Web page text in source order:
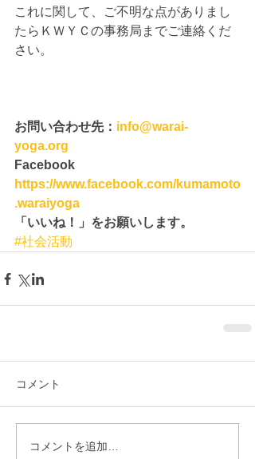
これに関して、ご不明な点がありまし
たらＫＷＹＣの事務局までご連絡くだ
さい。
お問い合わせ先： info@warai-
yoga.org
Facebook
https://www.facebook.com/kumamoto
.waraiyoga
「いいね！」をお願いします。
#社会活動
コメント
コメントを追加…